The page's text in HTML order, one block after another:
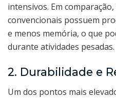
intensivos. Em
convencionais possuem
e menos memória, o que
durante atividades pesadas.
2. Durabilidade e
Um dos pontos mais